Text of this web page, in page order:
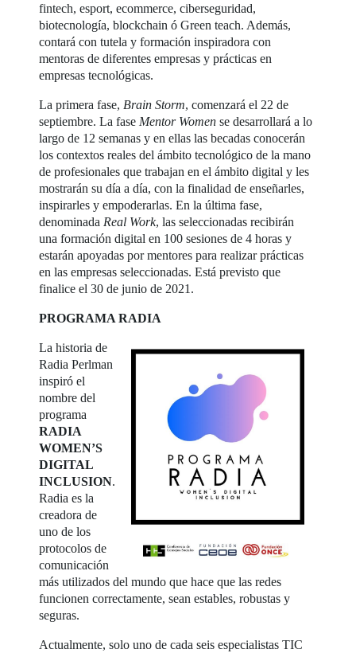
fintech, esport, ecommerce, ciberseguridad,
biotecnología, blockchain ó Green teach. Además,
contará con tutela y formación inspiradora con
mentoras de diferentes empresas y prácticas en
empresas tecnológicas.
La primera fase, Brain Storm, comenzará el 22 de
septiembre. La fase Mentor Women se desarrollará a lo
largo de 12 semanas y en ellas las becadas conocerán
los contextos reales del ámbito tecnológico de la mano
de profesionales que trabajan en el ámbito digital y les
mostrarán su día a día, con la finalidad de enseñarles,
inspirarles y empoderarlas. En la última fase,
denominada Real Work, las seleccionadas recibirán
una formación digital en 100 sesiones de 4 horas y
estarán apoyadas por mentores para realizar prácticas
en las empresas seleccionadas. Está previsto que
finalice el 30 de junio de 2021.
PROGRAMA RADIA
La historia de
Radia Perlman
inspiró el
nombre del
programa
RADIA
WOMEN’S
DIGITAL
INCLUSION.
Radia es la
creadora de
uno de los
protocolos de
comunicación
más utilizados del mundo que hace que las redes
funcionen correctamente, sean estables, robustas y
seguras.
Actualmente, solo uno de cada seis especialistas TIC